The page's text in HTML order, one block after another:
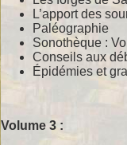
L’apport des
Paléographie
Sonothèque :
Conseils aux
Épidémies et
Volume 3 :